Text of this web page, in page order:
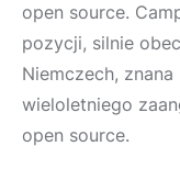
open source.
pozycji, silnie
Niemczech,
wieloletniego
open source.